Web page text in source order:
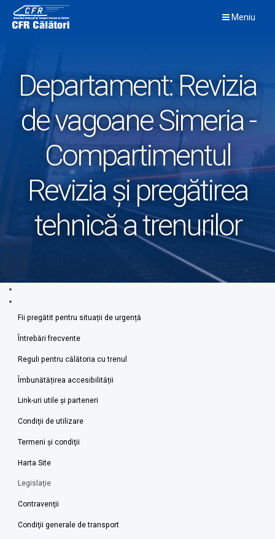
content
Meniu
Departament:Revizia
de vagoane Simeria -
Compartimentul
Revizia şi pregătirea
tehnică a trenurilor
Fii pregătit pentru situații de urgență
Întrebări frecvente
Reguli pentru călătoria cu trenul
Îmbunătățirea accesibilității
Link-uri utile şi parteneri
Condiţii de utilizare
Termeni şi condiţii
Harta Site
Legislaţie
Contravenţii
Condiţii generale de transport